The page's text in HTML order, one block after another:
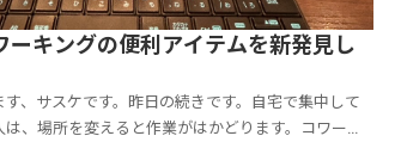
ーキングの便利アイテムを新発見し
、サスケです。昨日の続きです。自宅で集中して
、場所を変えると作業がはかどります。コワーキ